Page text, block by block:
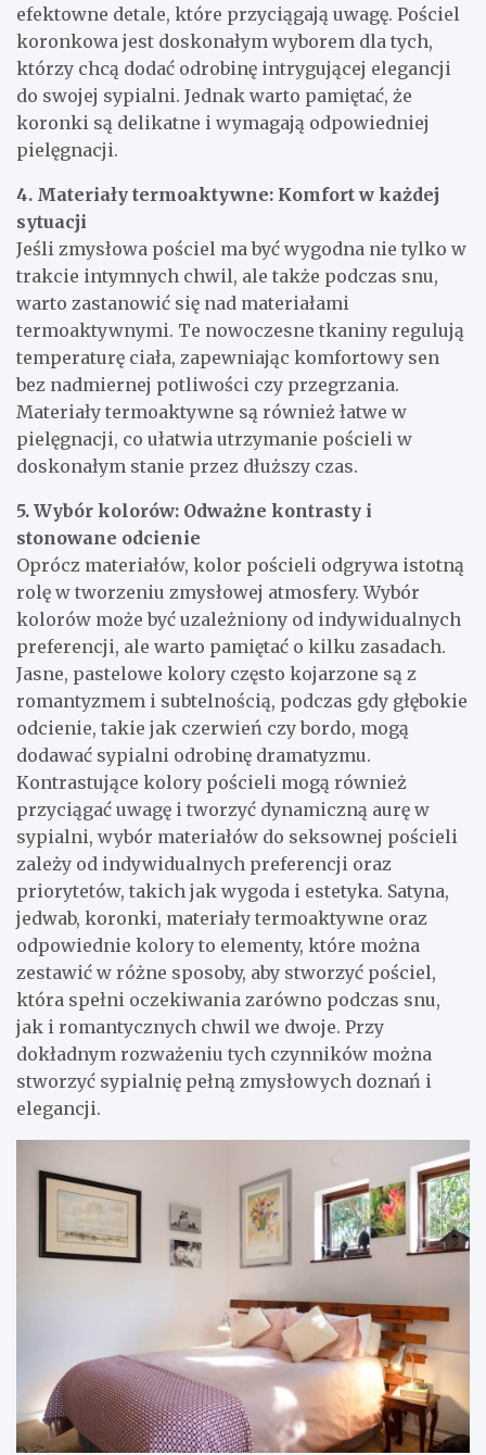
efektowne detale, które przyciągają uwagę. Pościel
koronkowa jest doskonałym wyborem dla tych,
którzy chcą dodać odrobinę intrygującej elegancji
do swojej sypialni. Jednak warto pamiętać, że
koronki są delikatne i wymagają odpowiedniej
pielęgnacji.
4. Materiały termoaktywne: Komfort w każdej
sytuacji
Jeśli zmysłowa pościel ma być wygodna nie tylko w
trakcie intymnych chwil, ale także podczas snu,
warto zastanowić się nad materiałami
termoaktywnymi. Te nowoczesne tkaniny regulują
temperaturę ciała, zapewniając komfortowy sen
bez nadmiernej potliwości czy przegrzania.
Materiały termoaktywne są również łatwe w
pielęgnacji, co ułatwia utrzymanie pościeli w
doskonałym stanie przez dłuższy czas.
5. Wybór kolorów: Odważne kontrasty i
stonowane odcienie
Oprócz materiałów, kolor pościeli odgrywa istotną
rolę w tworzeniu zmysłowej atmosfery. Wybór
kolorów może być uzależniony od indywidualnych
preferencji, ale warto pamiętać o kilku zasadach.
Jasne, pastelowe kolory często kojarzone są z
romantyzmem i subtelnością, podczas gdy głębokie
odcienie, takie jak czerwień czy bordo, mogą
dodawać sypialni odrobinę dramatyzmu.
Kontrastujące kolory pościeli mogą również
przyciągać uwagę i tworzyć dynamiczną aurę w
sypialni, wybór materiałów do seksownej pościeli
zależy od indywidualnych preferencji oraz
priorytetów, takich jak wygoda i estetyka. Satyna,
jedwab, koronki, materiały termoaktywne oraz
odpowiednie kolory to elementy, które można
zestawić w różne sposoby, aby stworzyć pościel,
która spełni oczekiwania zarówno podczas snu,
jak i romantycznych chwil we dwoje. Przy
dokładnym rozważeniu tych czynników można
stworzyć sypialnię pełną zmysłowych doznań i
elegancji.